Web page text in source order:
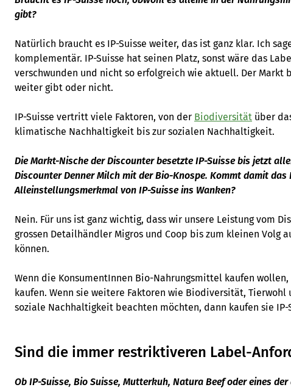
gibt?
Natürlich braucht es IP-Suisse weiter, das ist ganz klar. Ich
komplementär. IP-Suisse hat seinen Platz, sonst wäre das
verschwunden und nicht so erfolgreich wie aktuell. Der Markt
weiter gibt oder nicht.
IP-Suisse vertritt viele Faktoren, von der Biodiversität über
klimatische Nachhaltigkeit bis zur sozialen Nachhaltigkeit.
Die Markt-Nische der Discounter besetzte IP-Suisse bis jetzt
Discounter Denner Milch mit der Bio-Knospe. Kommt damit das
Alleinstellungsmerkmal von IP-Suisse ins Wanken?
Nein. Für uns ist ganz wichtig, dass wir unsere Leistung vom
grossen Detailhändler Migros und Coop bis zum kleinen Volg
können.
Wenn die KonsumentInnen Bio-Nahrungsmittel kaufen
kaufen. Wenn sie weitere Faktoren wie Biodiversität, Tierwohl
soziale Nachhaltigkeit beachten möchten, dann kaufen sie IP-
Sind die immer restriktiveren Label-
Ob IP-Suisse, Bio Suisse, Mutterkuh, Natura Beef oder eines